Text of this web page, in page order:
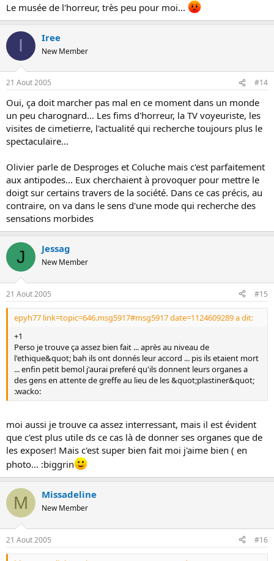
Le musée de l'horreur, très peu pour moi...
I Iree
New Member
21 Aout 2005 #14
Oui, ça doit marcher pas mal en ce moment dans un monde
un peu charognard... Les fims d'horreur, la TV voyeuriste, les
visites de cimetierre, l'actualité qui recherche toujours plus le
spectaculaire...
Olivier parle de Desproges et Coluche mais c'est parfaitement
aux antipodes... Eux cherchaient à provoquer pour mettre le
doigt sur certains travers de la société. Dans ce cas précis, au
contraire, on va dans le sens d'une mode qui recherche des
sensations morbides
J Jessag
New Member
21 Aout 2005 #15
epyh77 link=topic=646.msg5917#msg5917 date=1124609289 a dit:
+1
Perso je trouve ça assez bien fait ... après au niveau de
l'ethique&quot; bah ils ont donnés leur accord ... pis ils etaient mort
... enfin petit bemol j'aurai preferé qu'ils donnent leurs organes a
des gens en attente de greffe au lieu de les &quot;plastiner&quot;
:wacko:
moi aussi je trouve ca assez interressant, mais il est évident
que c'est plus utile ds ce cas là de donner ses organes que de
les exposer! Mais c'est super bien fait moi j'aime bien ( en
photo... :biggrin
M Missadeline
New Member
21 Aout 2005 #16